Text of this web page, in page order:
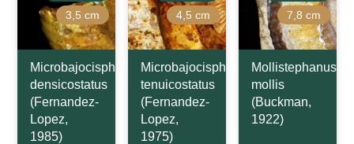
3,5 cm
Microbajocisphinctes
densicostatus
(Fernandez-
Lopez,
1985)
4,5 cm
Microbajocisphinctes
tenuicostatus
(Fernandez-
Lopez,
1975)
7,8 cm
Mollistephanus
mollis
(Buckman,
1922)